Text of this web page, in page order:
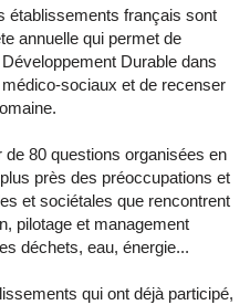
établissements français sont
annuelle qui permet de
Durable dans
sociaux et de recenser
80 questions organisées en
près des préoccupations et
et sociétales que rencontrent
pilotage et management
déchets, eau, énergie...
qui ont déjà participé,